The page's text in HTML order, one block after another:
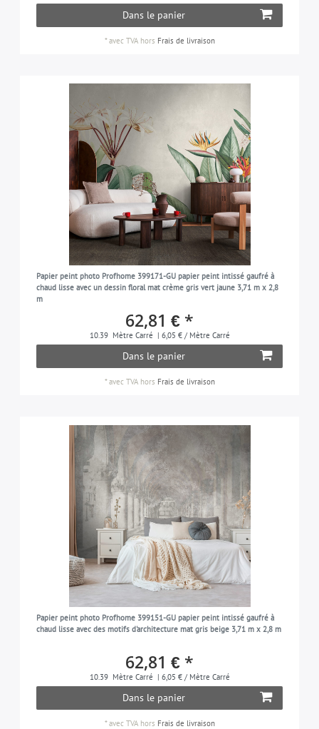
Dans le panier
*avec TVAhors Frais de livraison
Papier peint photo Profhome 399171-GU papier peint intissé gaufré à
chaud lisse avec un dessin floral mat crème gris vert jaune 3,71 m x 2,8
m
62,81 € *
10.39 Mètre Carré | 6,05 € / Mètre Carré
Dans le panier
*avec TVAhors Frais de livraison
Papier peint photo Profhome 399151-GU papier peint intissé gaufré à
chaud lisse avec des motifs d'architecture mat gris beige 3,71 m x 2,8 m
62,81 € *
10.39 Mètre Carré | 6,05 € / Mètre Carré
Dans le panier
*avec TVAhors Frais de livraison